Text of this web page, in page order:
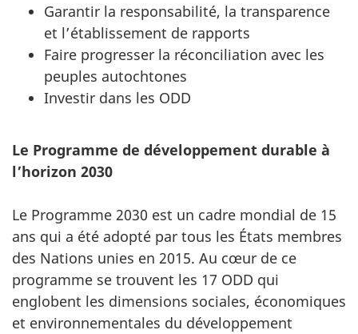
Garantir la responsabilité, la transparence
et l’établissement de rapports
Faire progresser la réconciliation avec les
peuples autochtones
Investir dans les ODD
Le Programme de développement durable à
l’horizon 2030
Le Programme 2030 est un cadre mondial de 15
ans qui a été adopté par tous les États membres
des Nations unies en 2015. Au cœur de ce
programme se trouvent les 17 ODD qui
englobent les dimensions sociales, économiques
et environnementales du développement